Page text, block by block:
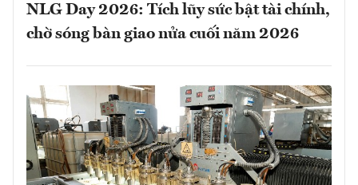
NLG Day 2026: Tích lũy sức bật tài chính,
chờ sóng bàn giao nửa cuối năm 2026